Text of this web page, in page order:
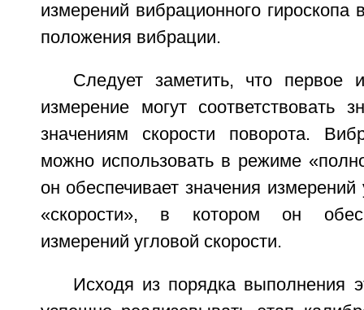
измерений вибрационного гироскопа
положения вибрации.
Следует заметить, что первое
измерение могут соответствовать
значениям скорости поворота.
можно использовать в режиме
он обеспечивает значения
«скорости», в котором он
измерений угловой скорости.
Исходя из порядка выполнения